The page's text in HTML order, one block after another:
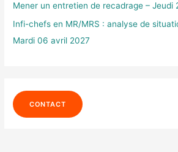
Mener un entretien de recadrage – Jeudi
Infi-chefs en MR/MRS : analyse de
Mardi 06 avril 2027
CONTACT